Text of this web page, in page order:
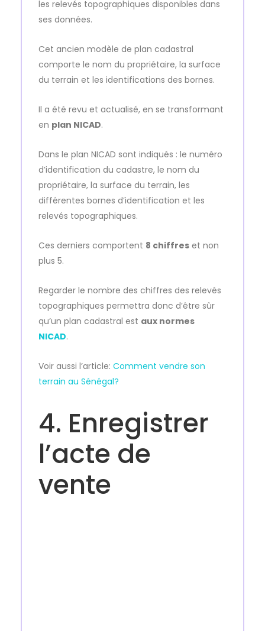
les relevés topographiques disponibles dans
ses données.
Cet ancien modèle de plan cadastral
comporte le nom du propriétaire, la surface
du terrain et les identifications des bornes.
Il a été revu et actualisé, en se transformant
en plan NICAD.
Dans le plan NICAD sont indiqués : le numéro
d’identification du cadastre, le nom du
propriétaire, la surface du terrain, les
différentes bornes d’identification et les
relevés topographiques.
Ces derniers comportent 8 chiffres et non
plus 5.
Regarder le nombre des chiffres des relevés
topographiques permettra donc d’être sûr
qu’un plan cadastral est aux normes
NICAD.
Voir aussi l’article: Comment vendre son
terrain au Sénégal?
4. Enregistrer
l’acte de
vente